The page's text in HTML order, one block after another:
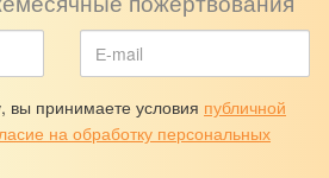
вы принимаете условия публичной
на обработку персональных